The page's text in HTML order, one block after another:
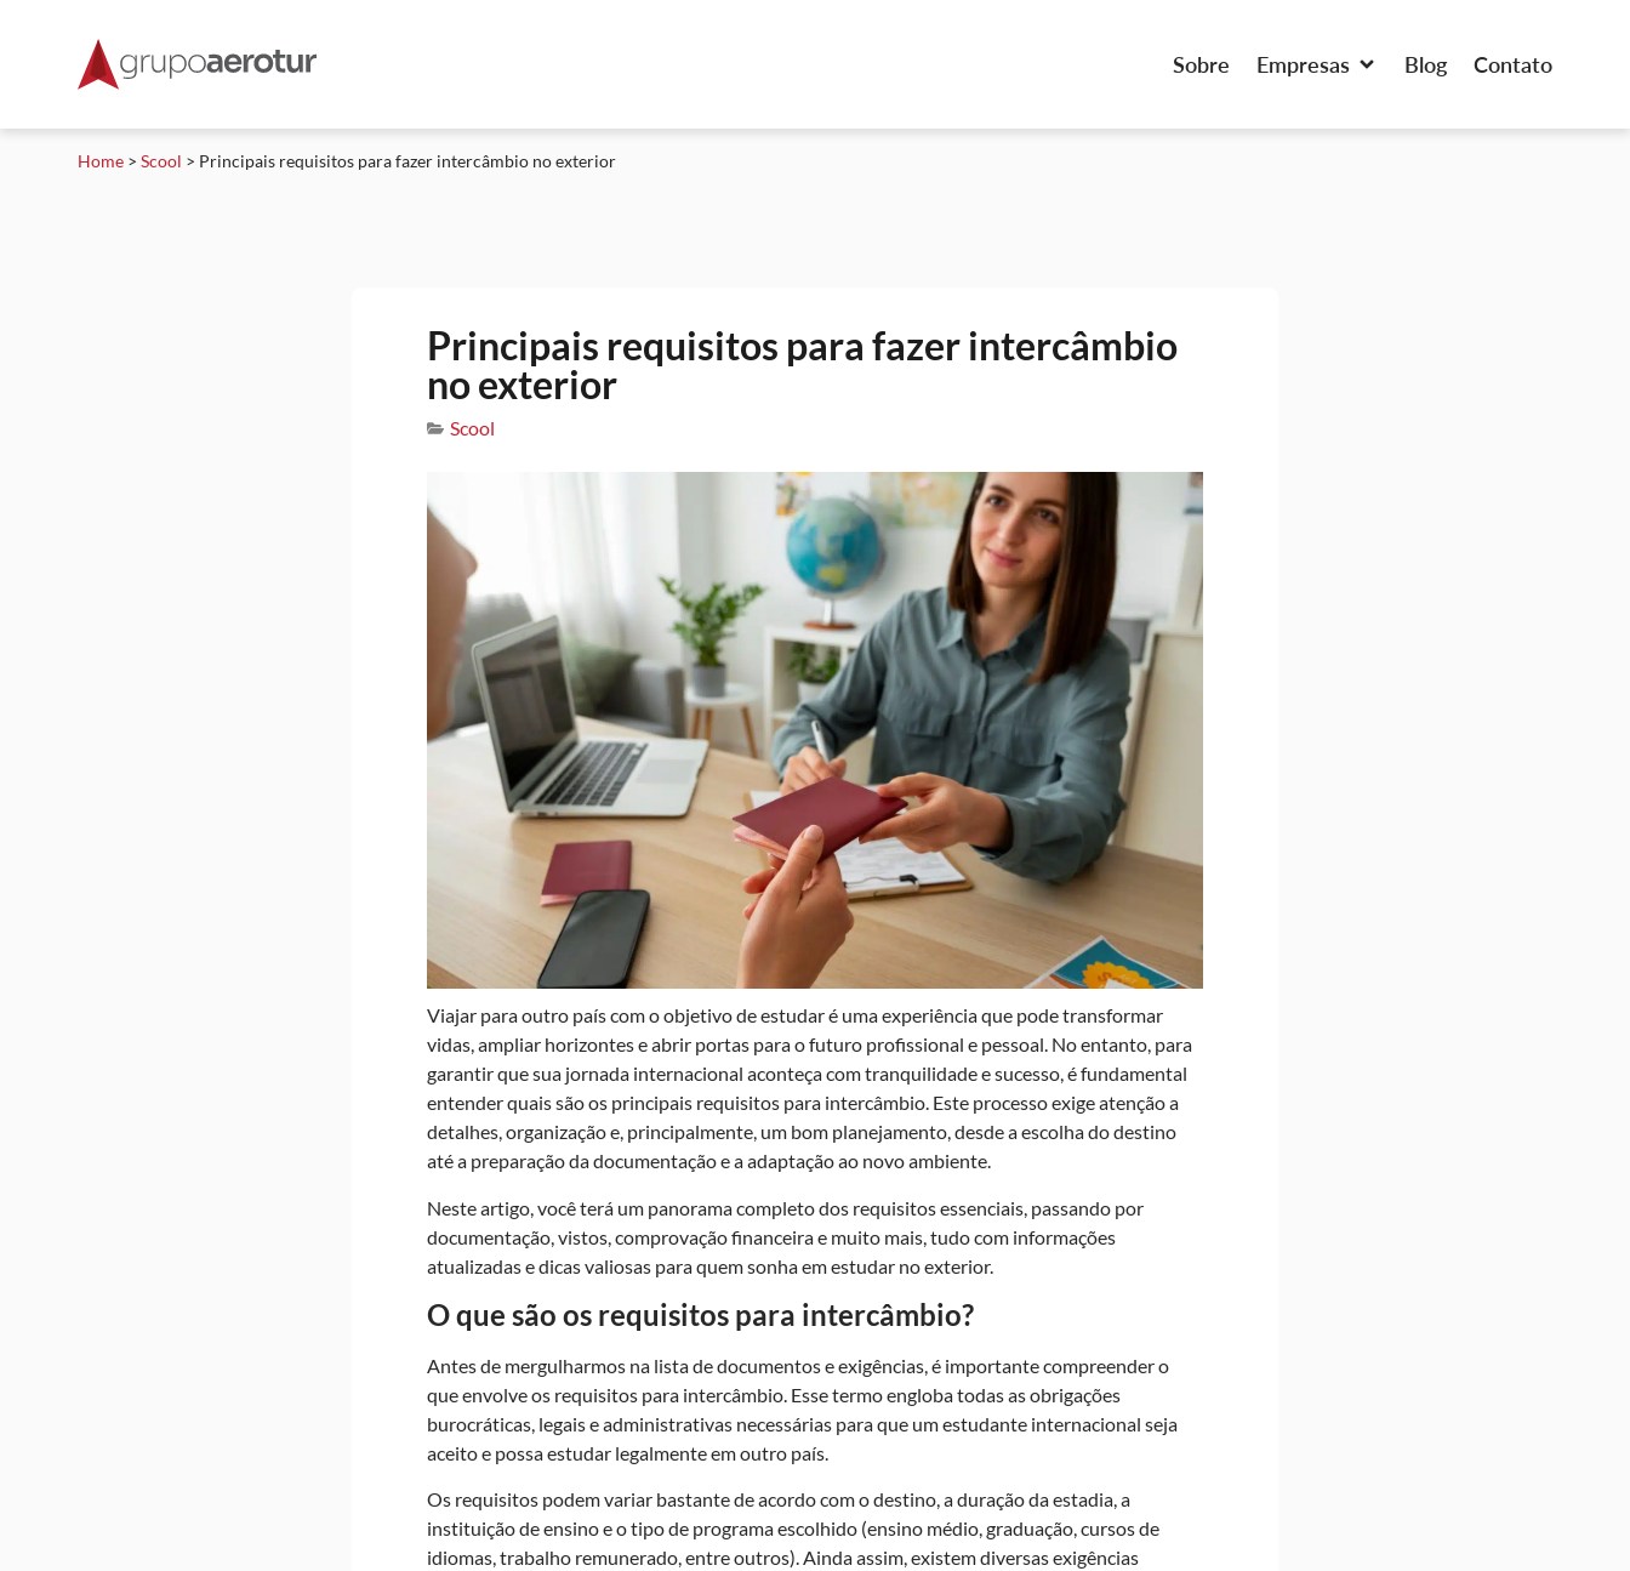
Sobre Empresas Blog Contato
Home > Scool > Principais requisitos para fazer intercâmbio no exterior
Principais requisitos para fazer intercâmbio
no exterior
Scool
Viajar para outro país com o objetivo de estudar é uma experiência que pode transformar
vidas, ampliar horizontes e abrir portas para o futuro profissional e pessoal. No entanto, para
garantir que sua jornada internacional aconteça com tranquilidade e sucesso, é fundamental
entender quais são os principais requisitos para intercâmbio. Este processo exige atenção a
detalhes, organização e, principalmente, um bom planejamento, desde a escolha do destino
até a preparação da documentação e a adaptação ao novo ambiente.
Neste artigo, você terá um panorama completo dos requisitos essenciais, passando por
documentação, vistos, comprovação financeira e muito mais, tudo com informações
atualizadas e dicas valiosas para quem sonha em estudar no exterior.
O que são os requisitos para intercâmbio?
Antes de mergulharmos na lista de documentos e exigências, é importante compreender o
que envolve os requisitos para intercâmbio. Esse termo engloba todas as obrigações
burocráticas, legais e administrativas necessárias para que um estudante internacional seja
aceito e possa estudar legalmente em outro país.
Os requisitos podem variar bastante de acordo com o destino, a duração da estadia, a
instituição de ensino e o tipo de programa escolhido (ensino médio, graduação, cursos de
idiomas, trabalho remunerado, entre outros). Ainda assim, existem diversas exigências